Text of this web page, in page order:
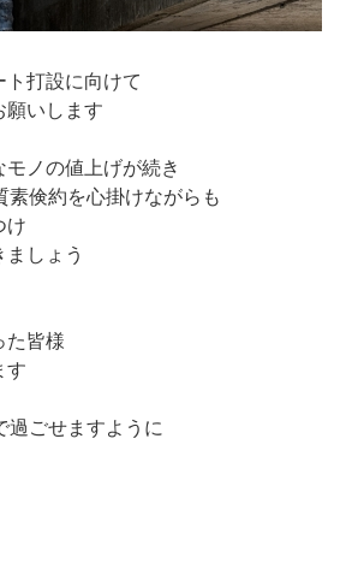
ト打設に向けて
願いします
ノの値上げが続き
素倹約を心掛けながらも
け
しょう
た皆様
す
過ごせますように